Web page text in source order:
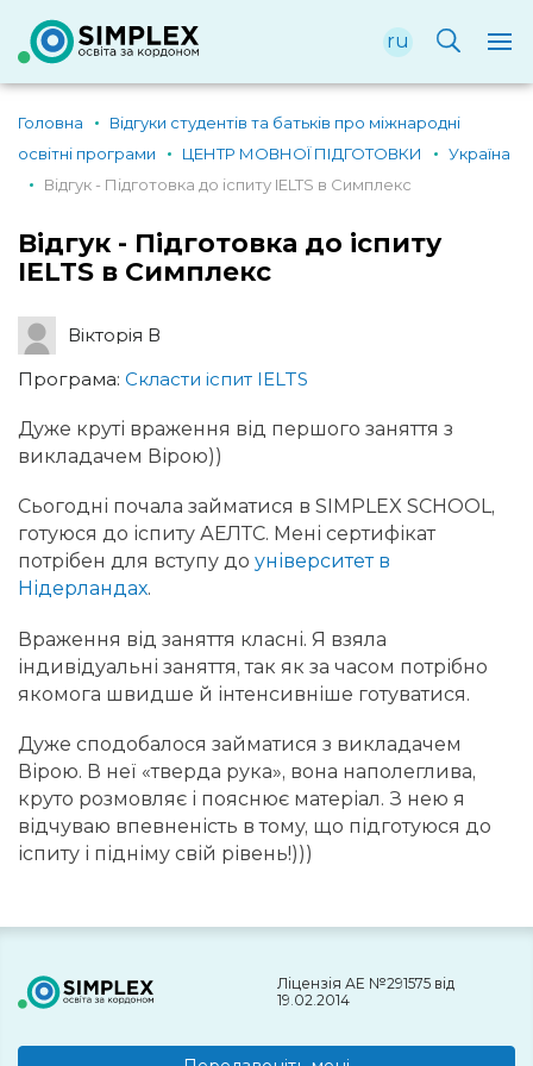
ru
Головна
Відгуки студентів та батьків про міжнародні
освітні програми
ЦЕНТР МОВНОЇ ПІДГОТОВКИ
Україна
Відгук - Підготовка до іспиту IELTS в Симплекс
Відгук - Підготовка до іспиту
IELTS в Симплекс
Вікторія В
Програма: Скласти іспит IELTS
Дуже круті враження від першого заняття з
викладачем Вірою))
Сьогодні почала займатися в SIMPLEX SCHOOL,
готуюся до іспиту АЕЛТС. Мені сертифікат
потрібен для вступу до університет в
Нідерландах.
Враження від заняття класні. Я взяла
індивідуальні заняття, так як за часом потрібно
якомога швидше й інтенсивніше готуватися.
Дуже сподобалося займатися з викладачем
Вірою. В неї «тверда рука», вона наполеглива,
круто розмовляє і пояснює матеріал. З нею я
відчуваю впевненість в тому, що підготуюся до
іспиту і підніму свій рівень!)))
Ліцензія АЕ №291575 від
19.02.2014